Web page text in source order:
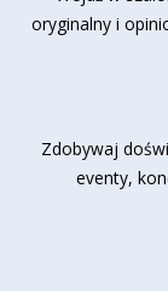
oryginalny i
Zdobywaj
eventy,